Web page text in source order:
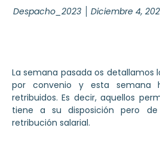
Despacho_2023 Diciembre 4,
La semana pasada os detallamos
por convenio y esta semana
retribuidos. Es decir, aquellos
tiene a su disposición pero
retribución salarial.